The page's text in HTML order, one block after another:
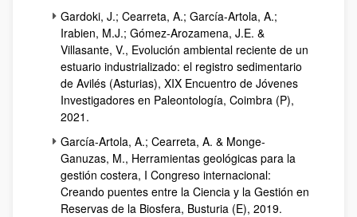
Gardoki, J.; Cearreta, A.; García-Artola, A.;
Irabien, M.J.; Gómez-Arozamena, J.E. &
Villasante, V., Evolución ambiental reciente de un
estuario industrializado: el registro sedimentario
de Avilés (Asturias), XIX Encuentro de Jóvenes
Investigadores en Paleontología, Coimbra (P),
2021.
García-Artola, A.; Cearreta, A. & Monge-
Ganuzas, M., Herramientas geológicas para la
gestión costera, I Congreso internacional:
Creando puentes entre la Ciencia y la Gestión en
Reservas de la Biosfera, Busturia (E), 2019.